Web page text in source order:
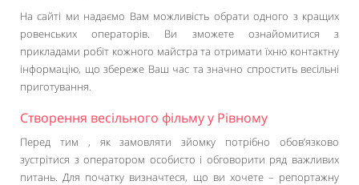
На сайті ми надаємо Вам можливість обрати одного з кращих
ровенських операторів. Ви зможете ознайомитися з
прикладами робіт кожного майстра та отримати їхню контактну
інформацію, що збереже Ваш час та значно спростить весільні
приготування.
Створення весільного фільму у Рівному
Перед тим , як замовляти зйомку потрібно обов’язково
зустрітися з оператором особисто і обговорити ряд важливих
питань. Для початку визначтеся, що ви хочете – репортажну